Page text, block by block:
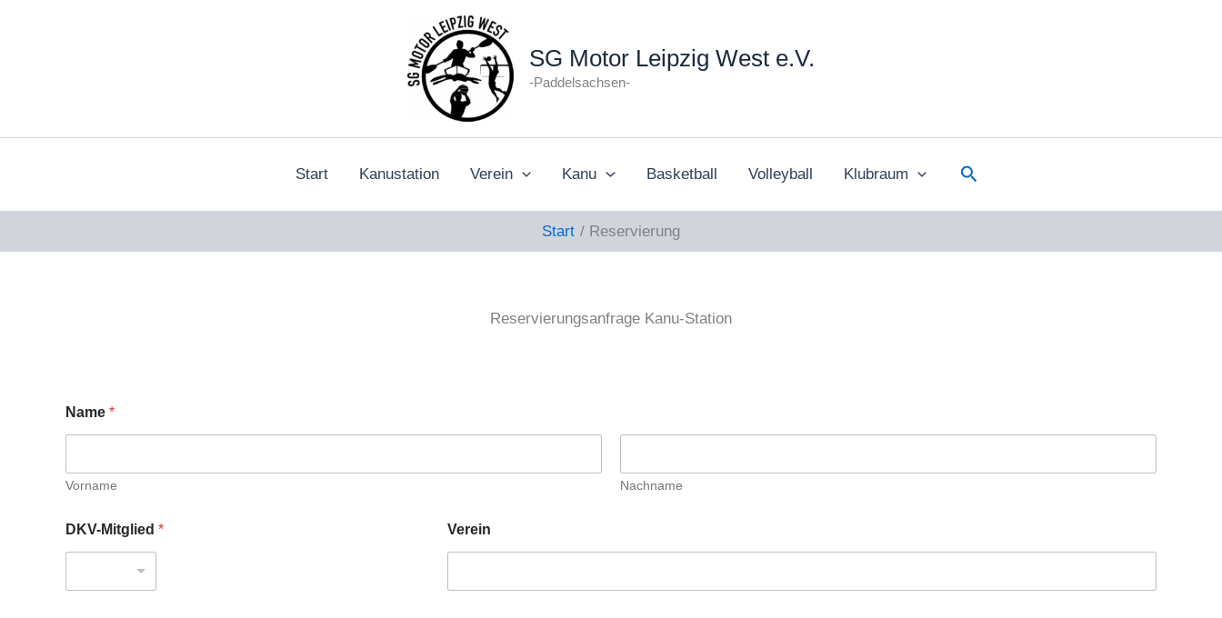
SG Motor Leipzig West e.V.
-Paddelsachsen-
Start Kanustation Verein Kanu Basketball Volleyball Klubraum Suchen
Start Reservierung
Reservierungsanfrage Kanu-Station
Name *
Vorname Nachname
DKV-Mitglied * Verein